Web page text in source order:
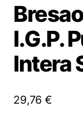
I.G.P.
Intera
29,76 €